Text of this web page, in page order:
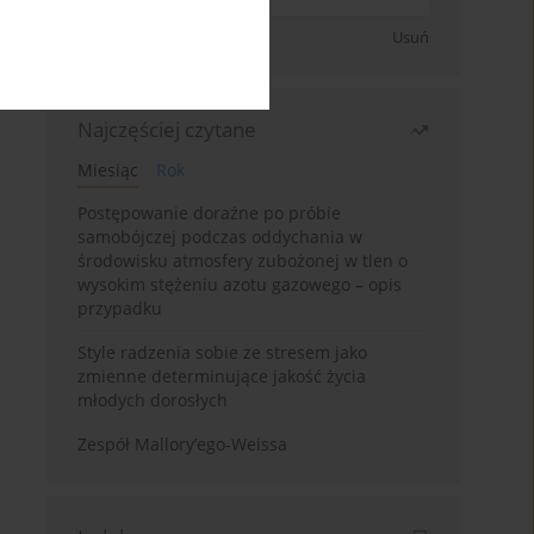
Usuń
Najczęściej czytane
Miesiąc
Rok
Postępowanie doraźne po próbie
samobójczej podczas oddychania w
środowisku atmosfery zubożonej w tlen o
wysokim stężeniu azotu gazowego – opis
przypadku
Style radzenia sobie ze stresem jako
zmienne determinujące jakość życia
młodych dorosłych
Zespół Mallory’ego-Weissa